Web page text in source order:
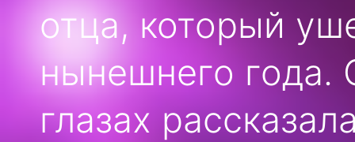
отца, который
нынешнего года.
глазах